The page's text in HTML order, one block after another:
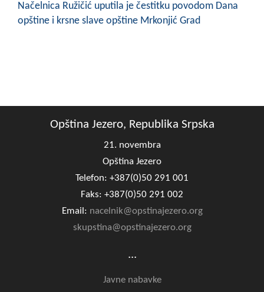
Načelnica Ružičić uputila je čestitku povodom Dana
opštine i krsne slave opštine Mrkonjić Grad
Opština Jezero, Republika Srpska
21. novembra
Opština Jezero
Telefon: +387(0)50 291 001
Faks: +387(0)50 291 002
Email: nacelnik@opstinajezero.org
skupstina@opstinajezero.org
...
Javne nabavke